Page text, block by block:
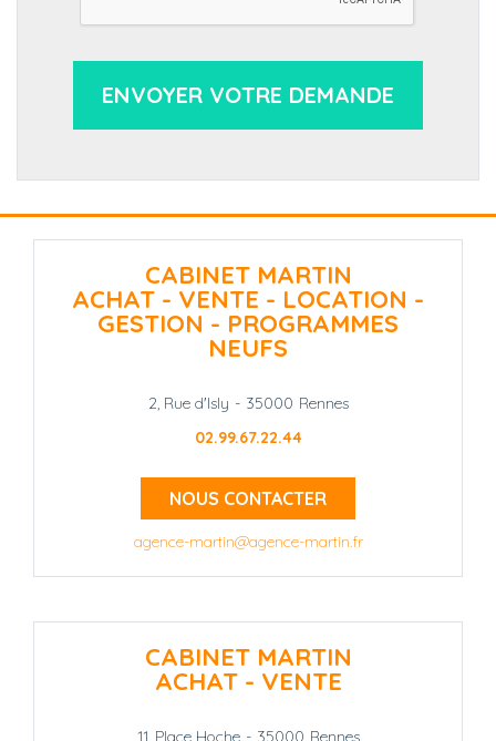
CABINET MARTIN
ACHAT - VENTE - LOCATION -
GESTION - PROGRAMMES
NEUFS
2, Rue d'Isly - 35000 Rennes
02.99.67.22.44
NOUS CONTACTER
agence-martin@agence-martin.fr
CABINET MARTIN
ACHAT - VENTE
11, Place Hoche - 35000 Rennes